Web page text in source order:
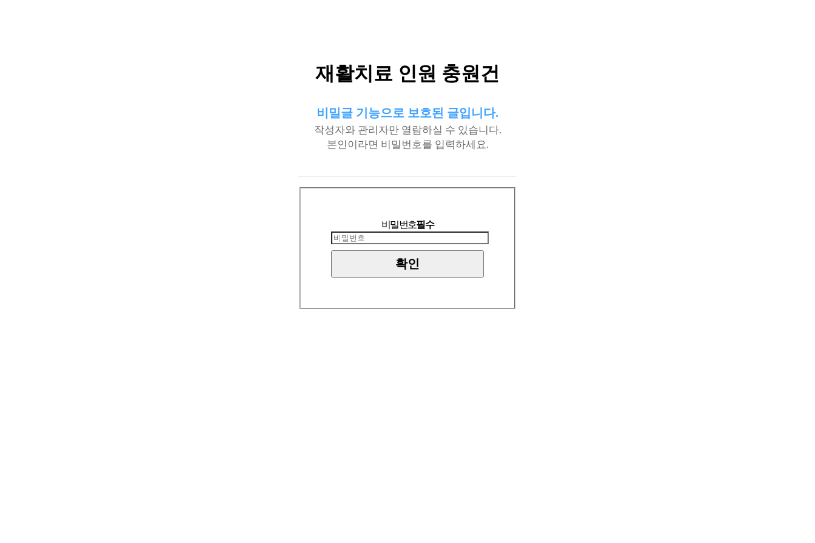
재활치료 인원 충원건
비밀글 기능으로 보호된 글입니다.
작성자와 관리자만 열람하실 수 있습니다.
본인이라면 비밀번호를 입력하세요.
비밀번호필수